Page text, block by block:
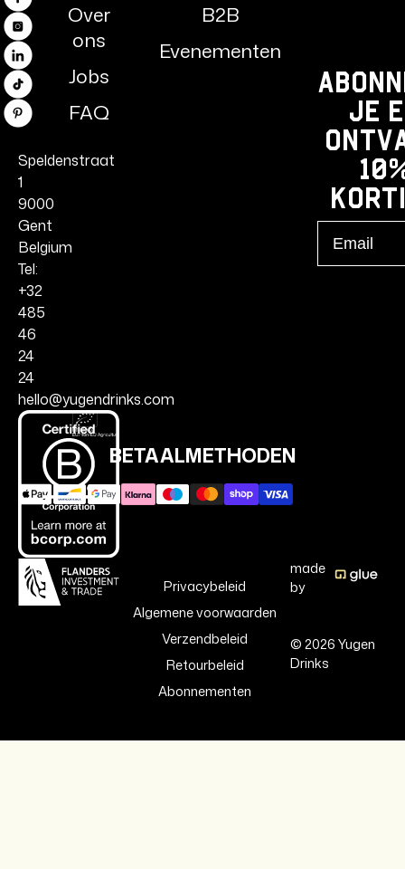
Facebook
Instagram
LinkedIn
TikTok
Pinterest
Speldenstraat
1
9000
Gent
Belgium
Tel:
+32
485
46
24
24
hello@yugendrinks.com
Over
ons
Jobs
FAQ
B2B
Evenementen
je
BETAALMETHODEN
Privacybeleid
Algemene voorwaarden
Verzendbeleid
Retourbeleid
Abonnementen
made
by
© 2026 Yugen
Drinks